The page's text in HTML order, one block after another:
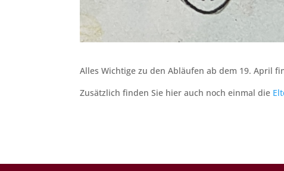
Alles Wichtige zu den Abläufen ab dem 19. April
Zusätzlich finden Sie hier auch noch einmal die